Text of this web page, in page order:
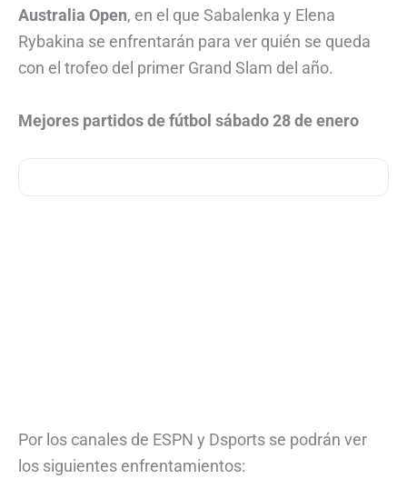
Australia Open, en el que Sabalenka y Elena
Rybakina se enfrentarán para ver quién se queda
con el trofeo del primer Grand Slam del año.
Mejores partidos de fútbol sábado 28 de enero
Por los canales de ESPN y Dsports se podrán ver
los siguientes enfrentamientos: